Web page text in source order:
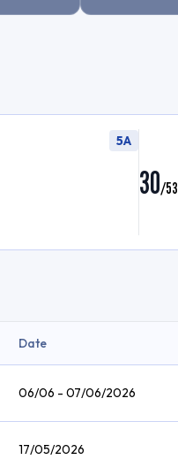
5A
30/53
Date
06/06 - 07/06/2026
17/05/2026